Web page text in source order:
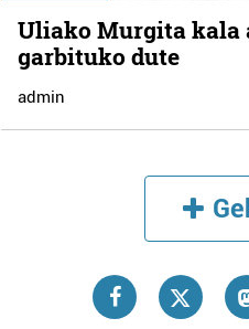
Uliako Murgita kala
garbituko dute
admin